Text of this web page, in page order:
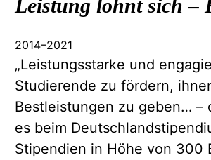
Leistung lohnt sich –
2014–2021
„Leistungsstarke und
Studierende zu fördern,
Bestleistungen zu geben… –
es beim
Stipendien in Höhe von 300